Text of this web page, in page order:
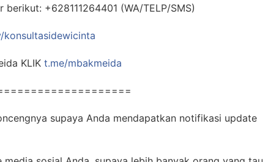
+628111264401 (WA/TELP/SMS)
konsultasidewicinta
KLIK t.me/mbakmeida
supaya Anda mendapatkan notifikasi update